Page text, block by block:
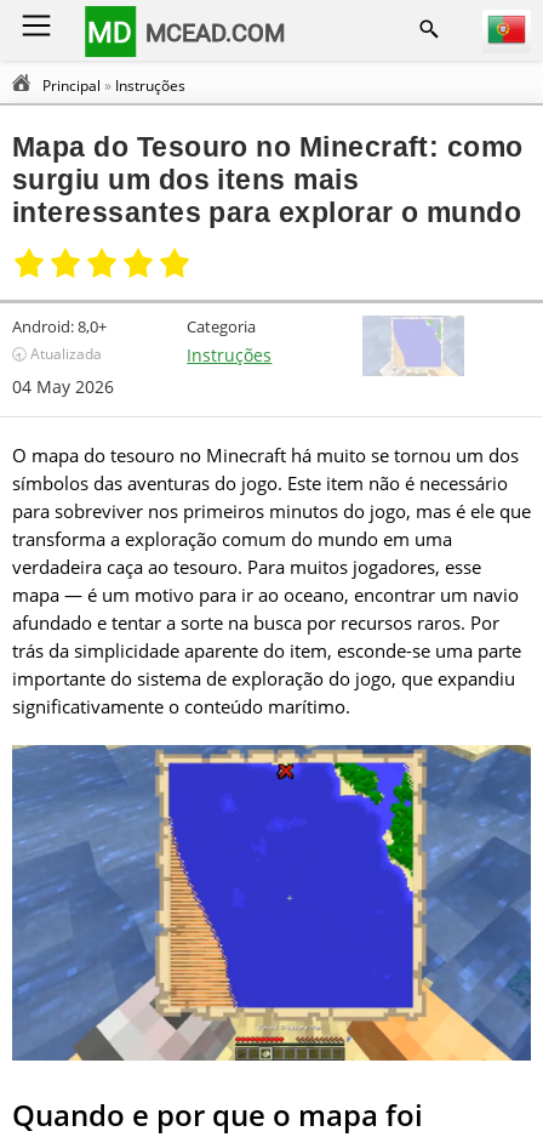
MD MCEAD.COM
Principal » Instruções
Mapa do Tesouro no Minecraft: como
surgiu um dos itens mais
interessantes para explorar o mundo
Android:8,0+
🕣 Atualizada
04 May 2026
Categoria
Instruções
O mapa do tesouro no Minecraft há muito se tornou um dos
símbolos das aventuras do jogo. Este item não é necessário
para sobreviver nos primeiros minutos do jogo, mas é ele que
transforma a exploração comum do mundo em uma
verdadeira caça ao tesouro. Para muitos jogadores, esse
mapa — é um motivo para ir ao oceano, encontrar um navio
afundado e tentar a sorte na busca por recursos raros. Por
trás da simplicidade aparente do item, esconde-se uma parte
importante do sistema de exploração do jogo, que expandiu
significativamente o conteúdo marítimo.
Quando e por que o mapa foi